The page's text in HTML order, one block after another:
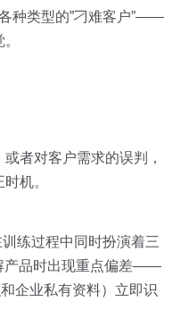
种类型的”刁难客户”——
者对客户需求的误判，
机。
练过程中同时扮演着三
产品时出现重点偏差——
企业私有资料）立即识